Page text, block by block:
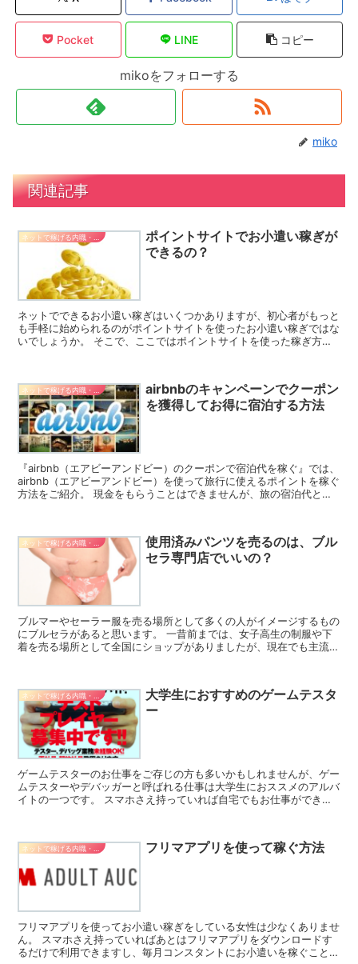
Pocket LINE コピー
mikoをフォローする
miko
関連記事
ポイントサイトでお小遣い稼ぎが
できるの？
ネットでできるお小遣い稼ぎはいくつかありますが、初心者がもっと
も手軽に始められるのがポイントサイトを使ったお小遣い稼ぎではな
いでしょうか。 そこで、ここではポイントサイトを使った稼ぎ方や
airbnbのキャンペーンでクーポン
を獲得してお得に宿泊する方法
『airbnb（エアビーアンドビー）のクーポンで宿泊代を稼ぐ』では、
airbnb（エアビーアンドビー）を使って旅行に使えるポイントを稼ぐ
方法をご紹介。 現金をもらうことはできませんが、旅の宿泊代とし
使用済みパンツを売るのは、ブル
セラ専門店でいいの？
ブルマーやセーラー服を売る場所として多くの人がイメージするもの
にブルセラがあると思います。 一昔前までは、女子高生の制服や下
着を売る場所として全国にショップがありましたが、現在でも主流な
ネットで稼げる内職・副業
大学生におすすめのゲームテスタ
ー
ゲームテスターのお仕事をご存じの方も多いかもしれませんが、ゲー
ムテスターやデバッガーと呼ばれる仕事は大学生におススメのアルバ
イトの一つです。 スマホさえ持っていれば自宅でもお仕事ができる
ネットで稼げる内職・副業 フリマアプリを使って稼ぐ方法
フリマアプリを使ってお小遣い稼ぎをしている女性は少なくありませ
ん。 スマホさえ持っていればあとはフリマアプリをダウンロードす
るだけで利用できますし、毎月コンスタントにお小遣いを稼ぐことも